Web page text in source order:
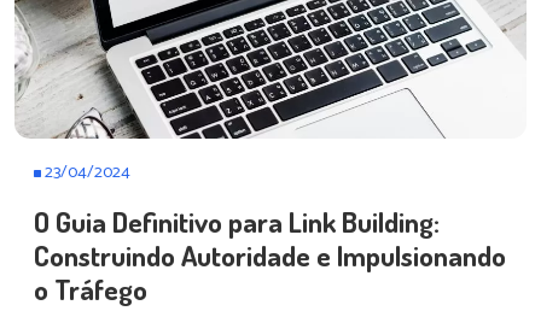
23/04/2024
O Guia Definitivo para Link Building:
Construindo Autoridade e Impulsionando
o Tráfego